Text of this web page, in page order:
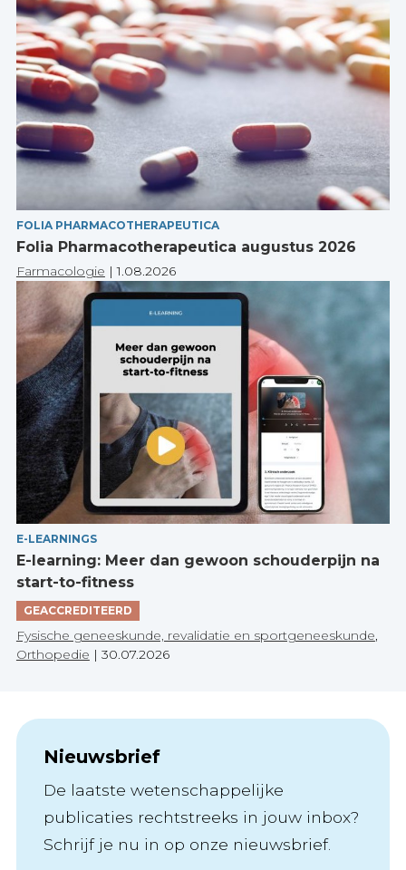
FOLIA PHARMACOTHERAPEUTICA
Folia Pharmacotherapeutica augustus 2026
Farmacologie |1.08.2026
E-LEARNINGS
E-learning: Meer dan gewoon schouderpijn na
start-to-fitness
GEACCREDITEERD
Fysische geneeskunde, revalidatie en sportgeneeskunde
Orthopedie | 30.07.2026
Nieuwsbrief
De laatste wetenschappelijke
publicaties rechtstreeks in jouw inbox?
Schrijf je nu in op onze nieuwsbrief.